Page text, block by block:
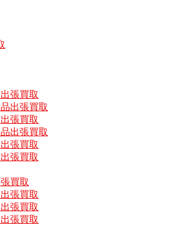
張買取
出張買取
張買取
出張買取
張買取
張買取
買取
張買取
張買取
張買取